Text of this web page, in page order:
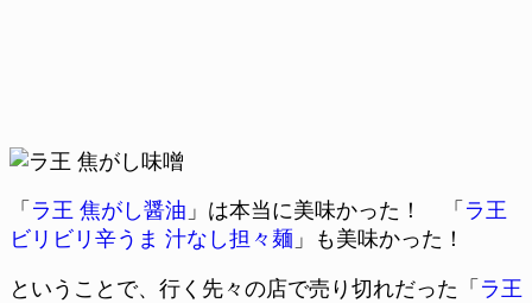
「 ラ王 焦がし醤油 」は本当に美味かった！ 「 ラ王
ビリビリ辛うま 汁なし担々麺 」も美味かった！
ということで、行く先々の店で売り切れだった「 ラ王